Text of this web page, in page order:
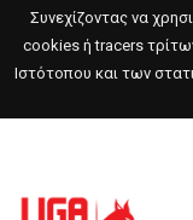
Συνεχίζοντας να
cookies ή tracers
Ιστότοπου και των